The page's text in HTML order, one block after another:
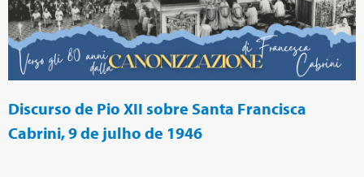
Discurso de Pio XII sobre Santa Francisca
Cabrini, 9 de julho de 1946